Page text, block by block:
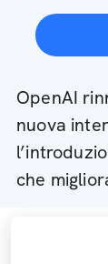
OpenAI
nuova
che